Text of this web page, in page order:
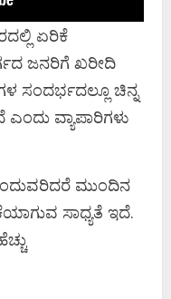
ಏರಿಕೆ
ಜನರಿಗೆ ಖರೀದಿ
ಸಂದರ್ಭದಲ್ಲೂ ಚಿನ್ನ
ವ್ಯಾಪಾರಿಗಳು
ಮುಂದಿನ
ಸಾಧ್ಯತೆ ಇದೆ.